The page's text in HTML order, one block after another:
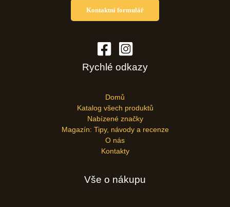
Kontaktní formulář
Rychlé odkazy
Domů
Katalog všech produktů
Nabízené značky
Magazín: Tipy, návody a recenze
O nás
Kontakty
Vše o nákupu